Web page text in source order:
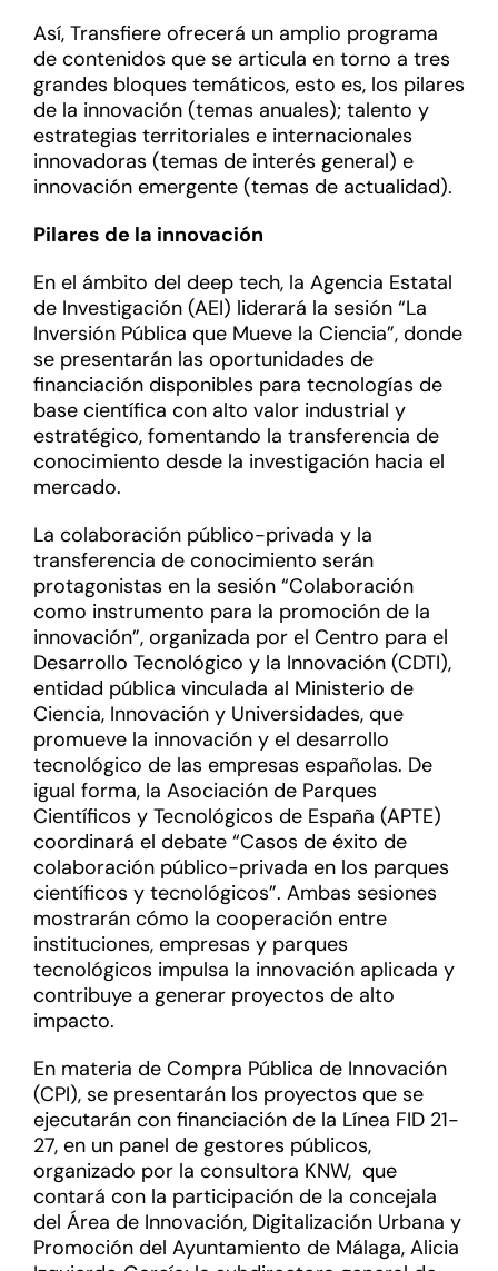
Así, Transfiere ofrecerá un amplio programa
de contenidos que se articula en torno a tres
grandes bloques temáticos, esto es, los pilares
de la innovación (temas anuales); talento y
estrategias territoriales e internacionales
innovadoras (temas de interés general) e
innovación emergente (temas de actualidad).
Pilares de la innovación
En el ámbito del deep tech, la Agencia Estatal
de Investigación (AEI) liderará la sesión “La
Inversión Pública que Mueve la Ciencia”, donde
se presentarán las oportunidades de
financiación disponibles para tecnologías de
base científica con alto valor industrial y
estratégico, fomentando la transferencia de
conocimiento desde la investigación hacia el
mercado.
La colaboración público-privada y la
transferencia de conocimiento serán
protagonistas en la sesión “Colaboración
como instrumento para la promoción de la
innovación”, organizada por el Centro para el
Desarrollo Tecnológico y la Innovación (CDTI),
entidad pública vinculada al Ministerio de
Ciencia, Innovación y Universidades, que
promueve la innovación y el desarrollo
tecnológico de las empresas españolas. De
igual forma, la Asociación de Parques
Científicos y Tecnológicos de España (APTE)
coordinará el debate “Casos de éxito de
colaboración público-privada en los parques
científicos y tecnológicos”. Ambas sesiones
mostrarán cómo la cooperación entre
instituciones, empresas y parques
tecnológicos impulsa la innovación aplicada y
contribuye a generar proyectos de alto
impacto.
En materia de Compra Pública de Innovación
(CPI), se presentarán los proyectos que se
ejecutarán con financiación de la Línea FID 21-
27, en un panel de gestores públicos,
organizado por la consultora KNW, que
contará con la participación de la concejala
del Área de Innovación, Digitalización Urbana y
Promoción del Ayuntamiento de Málaga, Alicia